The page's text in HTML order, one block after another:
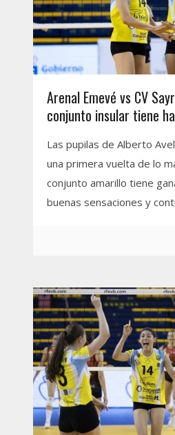
Arenal Emevé vs CV
conjunto insular tiene
Las pupilas de Alberto
una primera vuelta de lo
conjunto amarillo tiene
buenas sensaciones y